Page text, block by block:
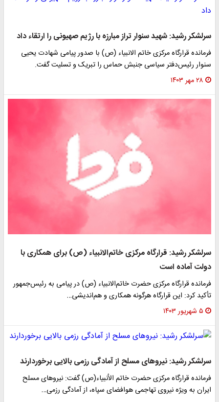
سرلشکر رشید: شهید سنوار تراز مبارزه با رژیم صهیونی را ارتقاء داد
فرمانده قرارگاه مرکزی خاتم الانبیاء (ص) با صدور پیامی شهادت یحیی
سنوار رئیس‌دفتر سیاسی جنبش حماس را تبریک و تسلیت گفت.
۲۸ مهر ۱۴۰۳
سرلشکر رشید: قرارگاه مرکزی خاتم‌الانبیاء (ص) برای همکاری با
دولت آماده است
فرمانده قرارگاه مرکزی حضرت خاتم‌الانبیاء (ص) در پیامی به رئیس‌جمهور
تأکید کرد: این قرارگاه هرگونه همکاری و هم‌اندیشی…
۵ شهریور ۱۴۰۳
سرلشکر رشید: نیروهای مسلح از آمادگی رزمی بالایی برخوردارند
فرمانده قرارگاه مرکزی حضرت خاتم الأنبیاء(ص) گفت: نیروهای مسلح
ایران به ویژه نیروی تهاجمی هوافضای سپاه، از آمادگی رزمی…